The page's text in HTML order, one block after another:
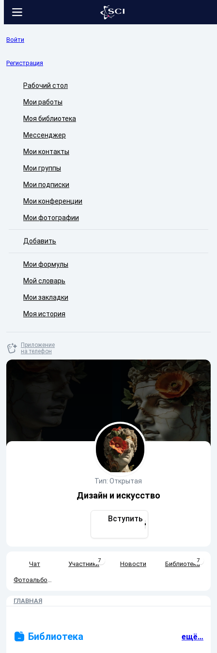
Войти
Регистрация
Рабочий стол
Мои работы
Моя библиотека
Мессенджер
Мои контакты
Мои группы
Мои подписки
Мои конференции
Мои фотографии
Добавить
Мои формулы
Мой словарь
Мои закладки
Моя история
Приложение
на телефон
Тип: Открытая
Дизайн и искусство
Вступить
Чат 7
Участники Новости 7
Библиотека
Фотоальбомы
ГЛАВНАЯ
Библиотека ещё…